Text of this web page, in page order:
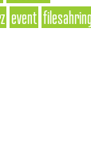
event filesahring